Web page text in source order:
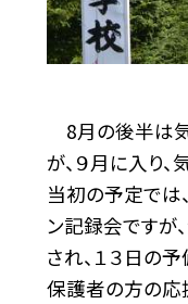
8月の後半は
が、９月に入り
当初の予定では
ン記録会ですが
され、１３日の
保護者の方の応